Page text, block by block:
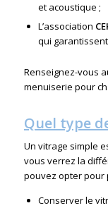
et acoustique ;
L’association
qui
Renseignez-vous
menuiserie pour
Quel type
Un vitrage simple
vous verrez la
pouvez opter pour
Conserver le